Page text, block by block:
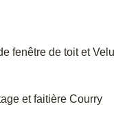
fenêtre de toit et
et faitière Courry